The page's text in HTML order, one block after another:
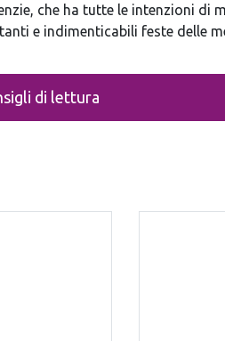
che ha tutte le intenzioni di
e indimenticabili feste delle
di lettura